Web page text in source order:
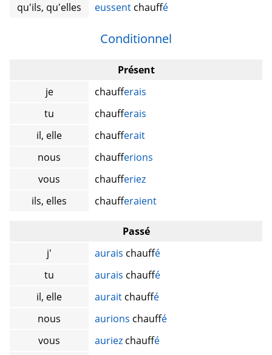
qu'ils, qu'elles
eussent chauffé
Conditionnel
Présent
je
chaufferais
tu
chaufferais
il, elle
chaufferait
nous
chaufferions
vous
chaufferiez
ils, elles
chaufferaient
Passé
j'
aurais chauffé
tu
aurais chauffé
il, elle
aurait chauffé
nous
aurions chauffé
vous
auriez chauffé